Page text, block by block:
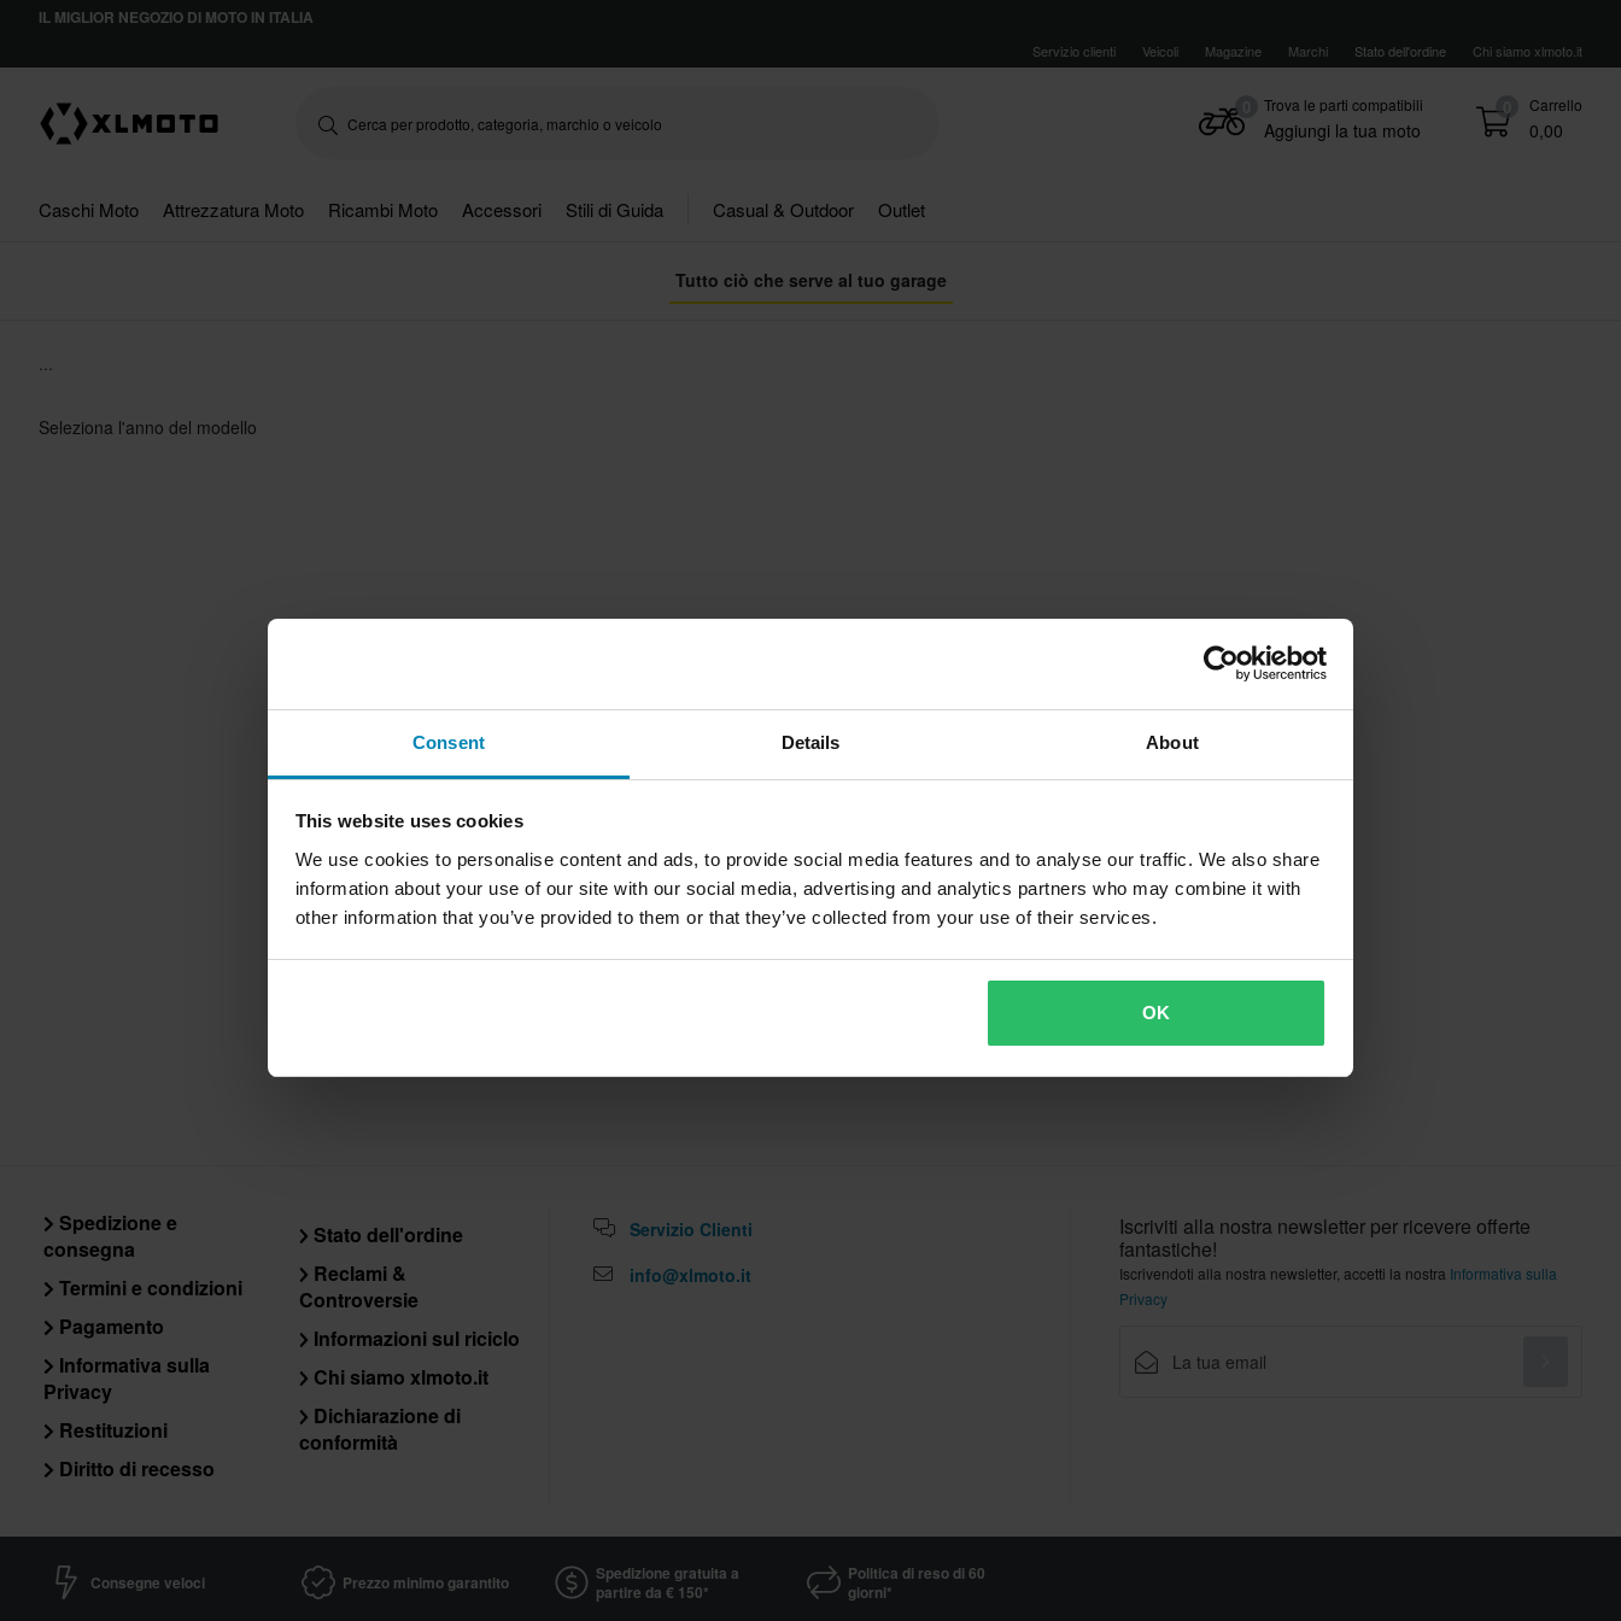
Consent Details About
This website uses cookies
We use cookies to personalise content and ads, to provide social media features and to analyse our traffic. We also share
information about your use of our site with our social media, advertising and analytics partners who may combine it with
other information that you’ve provided to them or that they’ve collected from your use of their services.
OK
IL MIGLIOR NEGOZIO DI MOTO IN ITALIA
Servizio clienti Veicoli Magazine Marchi Stato dell'ordine Chi siamo xlmoto.it
0 Carrello
0,00
Trova le parti compatibili
Aggiungi la tua moto
Caschi Moto Attrezzatura Moto Ricambi Moto Accessori Stili di Guida Casual & Outdoor Outlet
Tutto ciò che serve al tuo garage
...
Seleziona l'anno del modello
Spedizione e
consegna
Termini e condizioni
Pagamento
Informativa sulla
Privacy
Restituzioni
Diritto di recesso
Stato dell'ordine
Reclami &
Controversie
Informazioni sul riciclo
Chi siamo xlmoto.it
Dichiarazione di
conformità
Servizio Clienti
info@xlmoto.it
Iscriviti alla nostra newsletter per ricevere offerte
fantastiche!
Iscrivendoti alla nostra newsletter, accetti la nostra Informativa sulla
Privacy
Consegne veloci Prezzo minimo garantito
Spedizione gratuita a
partire da € 150*
Politica di reso di 60
giorni*